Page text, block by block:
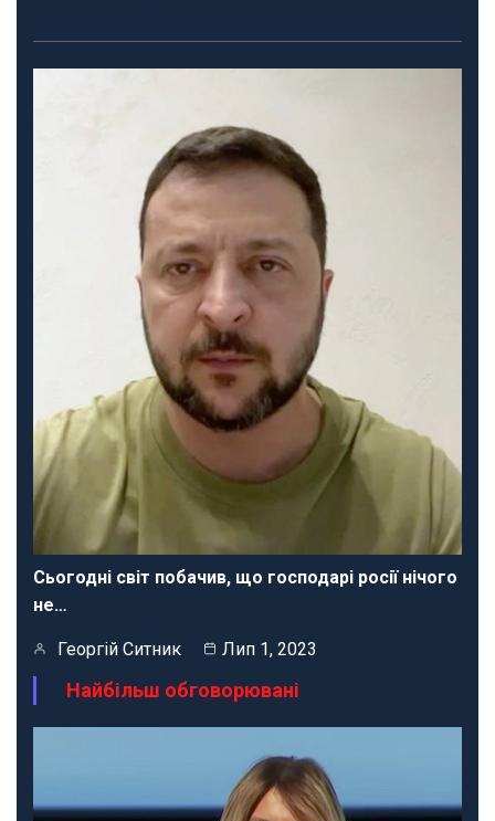
Сьогодні світ побачив, що господарі росії нічого
не…
Георгій Ситник Лип 1, 2023
Найбільш обговорювані